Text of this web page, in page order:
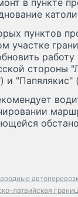
в пункте
пунктов
участке
работу
стороны
и "Папялякис"
латвийская